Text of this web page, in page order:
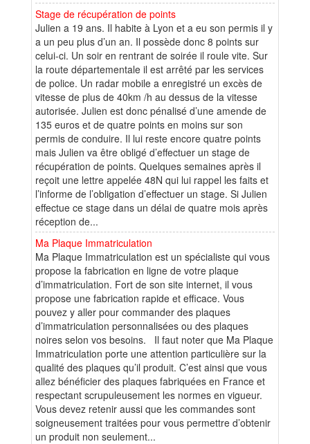
Stage de récupération de points
Julien a 19 ans. Il habite à Lyon et a eu son permis il y
a un peu plus d’un an. Il possède donc 8 points sur
celui-ci. Un soir en rentrant de soirée il roule vite. Sur
la route départementale il est arrêté par les services
de police. Un radar mobile a enregistré un excès de
vitesse de plus de 40km /h au dessus de la vitesse
autorisée. Julien est donc pénalisé d’une amende de
135 euros et de quatre points en moins sur son
permis de conduire. Il lui reste encore quatre points
mais Julien va être obligé d’effectuer un stage de
récupération de points. Quelques semaines après il
reçoit une lettre appelée 48N qui lui rappel les faits et
l’informe de l’obligation d’effectuer un stage. Si Julien
effectue ce stage dans un délai de quatre mois après
réception de...
Ma Plaque Immatriculation
Ma Plaque Immatriculation est un spécialiste qui vous
propose la fabrication en ligne de votre plaque
d’immatriculation. Fort de son site internet, il vous
propose une fabrication rapide et efficace. Vous
pouvez y aller pour commander des plaques
d’immatriculation personnalisées ou des plaques
noires selon vos besoins. Il faut noter que Ma Plaque
Immatriculation porte une attention particulière sur la
qualité des plaques qu’il produit. C’est ainsi que vous
allez bénéficier des plaques fabriquées en France et
respectant scrupuleusement les normes en vigueur.
Vous devez retenir aussi que les commandes sont
soigneusement traitées pour vous permettre d’obtenir
un produit non seulement...